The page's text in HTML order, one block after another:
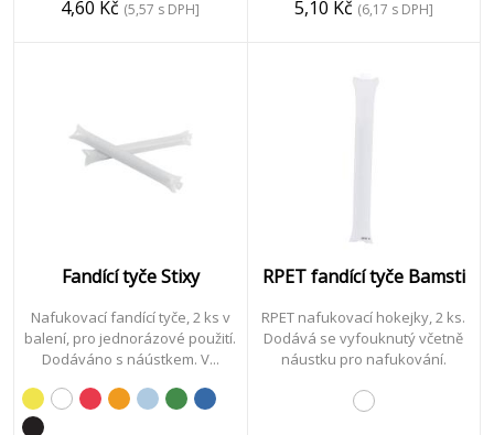
Sport
Vitalita
&
Péče
4,60 Kč (5,57 s DPH] 5,10 Kč (6,17 s DPH]
Fandící tyče Stixy
Nafukovací fandící tyče, 2 ks v
balení, pro jednorázové použití.
Dodáváno s náústkem. V...
RPET fandící tyče Bamsti
RPET nafukovací hokejky, 2 ks.
Dodává se vyfouknutý včetně
náustku pro nafukování.